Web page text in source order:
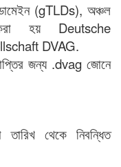
(gTLDs), অঞ্চল
করা হয় Deutsche
DVAG.
জন্য .dvag জোনে
থেকে নিবন্ধিত